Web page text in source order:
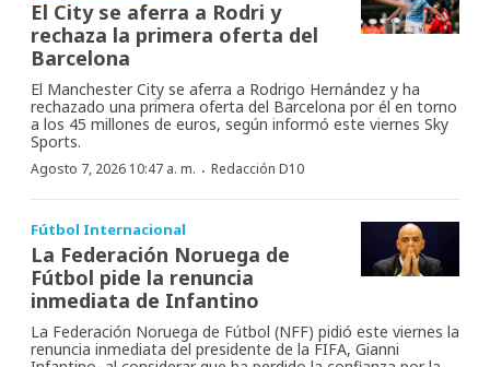
El City se aferra a Rodri y
rechaza la primera oferta del
Barcelona
El Manchester City se aferra a Rodrigo Hernández y ha
rechazado una primera oferta del Barcelona por él en torno
a los 45 millones de euros, según informó este viernes Sky
Sports.
Agosto 7, 2026 10:47 a. m. · Redacción D10
Fútbol Internacional
La Federación Noruega de
Fútbol pide la renuncia
inmediata de Infantino
La Federación Noruega de Fútbol (NFF) pidió este viernes la
renuncia inmediata del presidente de la FIFA, Gianni